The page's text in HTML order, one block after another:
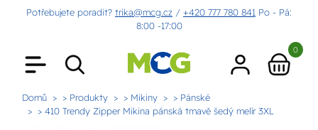
Potřebujete poradit? trika@mcg.cz / +420 777 780 841 Po - Pá:
8:00 -17:00
0
Domů > Produkty > Mikiny
> Pánské
> 410 Trendy Zipper Mikina pánská tmavě šedý melír 3XL